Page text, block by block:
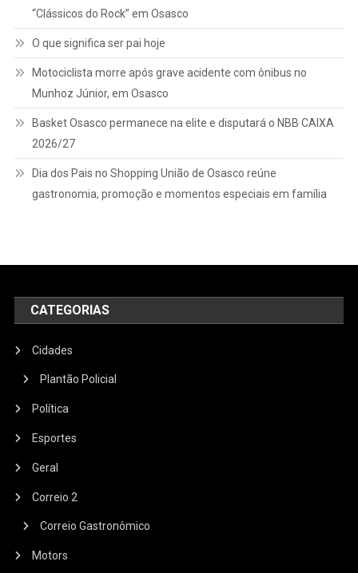
“Clássicos do Rock” em Osasco
O que significa ser pai hoje
Motociclista morre após grave acidente com ônibus no
Munhoz Júnior, em Osasco
Basket Osasco permanece na elite e disputará o NBB CAIXA
2026/27
Dia dos Pais no Shopping União de Osasco reúne
gastronomia, promoção e momentos especiais em família
CATEGORIAS
Cidades
Plantão Policial
Política
Esportes
Geral
Correio 2
Correio Gastronômico
Motors